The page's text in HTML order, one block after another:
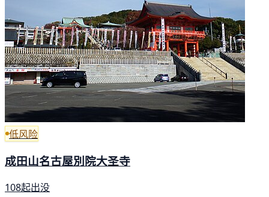
低风险
成田山名古屋別院大圣寺
108起出没